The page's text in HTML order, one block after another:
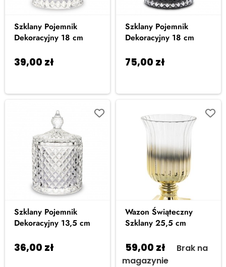
Szklany Pojemnik
Dekoracyjny 18 cm
39,00 zł
Szklany Pojemnik
Dekoracyjny 18 cm
75,00 zł
Szklany Pojemnik
Dekoracyjny 13,5 cm
36,00 zł
Wazon Świąteczny
Szklany 25,5 cm
59,00 zł
Brak na
magazynie